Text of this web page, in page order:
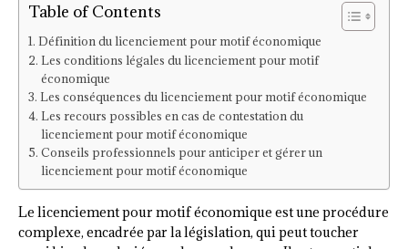
Table of Contents
Définition du licenciement pour motif économique
Les conditions légales du licenciement pour motif
économique
Les conséquences du licenciement pour motif économique
Les recours possibles en cas de contestation du
licenciement pour motif économique
Conseils professionnels pour anticiper et gérer un
licenciement pour motif économique
Le licenciement pour motif économique est une procédure
complexe, encadrée par la législation, qui peut toucher